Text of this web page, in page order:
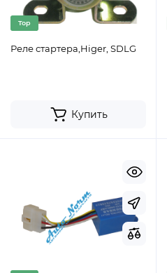
Top
Реле стартера,Higer, SDLG
Купить